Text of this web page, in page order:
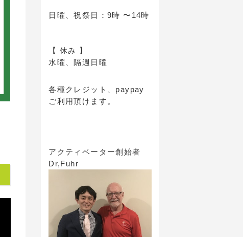
日曜、祝祭日：9時 〜14時
【 休み 】
水曜、隔週日曜
各種クレジット、paypay
ご利用頂けます。
アクティベーター創始者
Dr,Fuhr